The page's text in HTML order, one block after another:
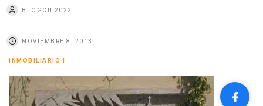
BLOGCU 2022
NOVIEMBRE 8, 2013
INMOBILIARIO